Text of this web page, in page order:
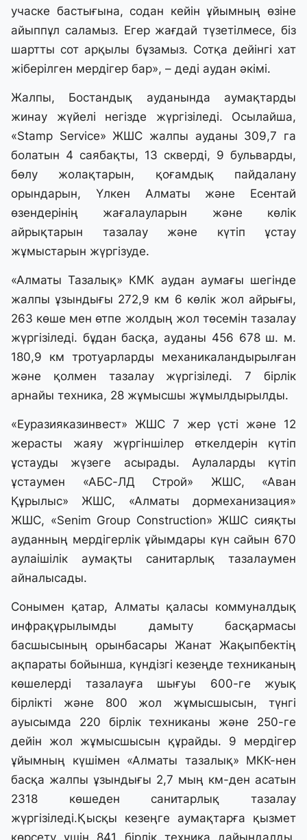
учаске бастығына, содан кейін ұйымның өзіне
айыппұл саламыз. Егер жағдай түзетілмесе, біз
шартты сот арқылы бұзамыз. Сотқа дейінгі хат
жіберілген мердігер бар», – деді аудан әкімі.
Жалпы, Бостандық ауданында аумақтарды
жинау жүйелі негізде жүргізіледі. Осылайша,
«Stamp Service» ЖШС жалпы ауданы 309,7 га
болатын 4 саябақты, 13 скверді, 9 бульварды,
бөлу жолақтарын, қоғамдық пайдалану
орындарын, Үлкен Алматы және Есентай
өзендерінің жағалауларын және көлік
айрықтарын тазалау және күтіп ұстау
жұмыстарын жүргізуде.
«Алматы Тазалық» КМК аудан аумағы шегінде
жалпы ұзындығы 272,9 км 6 көлік жол айрығы,
263 көше мен өтпе жолдың жол төсемін тазалау
жүргізіледі. бұдан басқа, ауданы 456 678 ш. м.
180,9 км тротуарларды механикаландырылған
және қолмен тазалау жүргізіледі. 7 бірлік
арнайы техника, 28 жұмысшы жұмылдырылды.
«Еуразияказинвест» ЖШС 7 жер үсті және 12
жерасты жаяу жүргіншілер өткелдерін күтіп
ұстауды жүзеге асырады. Аулаларды күтіп
ұстаумен «АБС-ЛД Строй» ЖШС, «Аван
Құрылыс» ЖШС, «Алматы дормеханизация»
ЖШС, «Senim Group Construction» ЖШС сияқты
ауданның мердігерлік ұйымдары күн сайын 670
аулаішілік аумақты санитарлық тазалаумен
айналысады.
Сонымен қатар, Алматы қаласы коммуналдық
инфрақұрылымды дамыту басқармасы
басшысының орынбасары Жанат Жақыпбектің
ақпараты бойынша, күндізгі кезеңде техниканың
көшелерді тазалауға шығуы 600-ге жуық
бірлікті және 800 жол жұмысшысын, түнгі
ауысымда 220 бірлік техниканы және 250-ге
дейін жол жұмысшысын құрайды. 9 мердігер
ұйымның күшімен «Алматы тазалық» МКК-нен
басқа жалпы ұзындығы 2,7 мың км-ден асатын
2318 көшеден санитарлық тазалау
жүргізіледі.Қысқы кезеңге аумақтарға қызмет